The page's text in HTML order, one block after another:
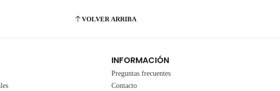
VOLVER ARRIBA
INFORMACIÓN
Preguntas frecuentes
Contacto